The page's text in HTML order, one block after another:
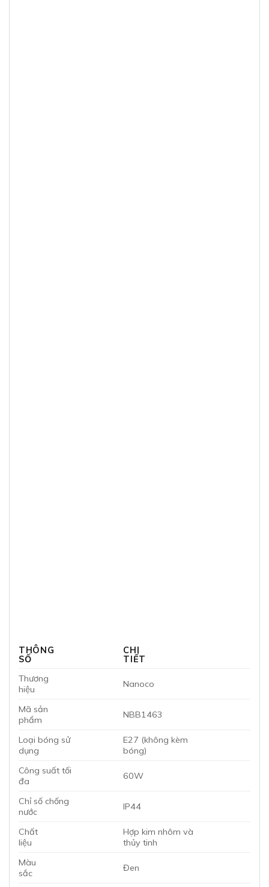
THÔNG
SỐ
CHI
TIẾT
Thương
hiệu
Nanoco
Mã sản
phẩm
NBB1463
Loại bóng sử
dụng
E27 (không kèm
bóng)
Công suất tối
đa
60W
Chỉ số chống
nước
IP44
Chất
liệu
Hợp kim nhôm và
thủy tinh
Màu
sắc
Đen